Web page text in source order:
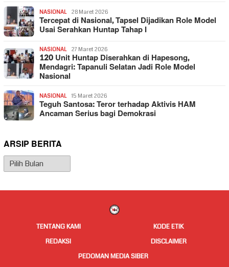
NASIONAL 28 Maret 2026
Tercepat di Nasional, Tapsel Dijadikan Role Model
Usai Serahkan Huntap Tahap I
NASIONAL 27 Maret 2026
120 Unit Huntap Diserahkan di Hapesong,
Mendagri: Tapanuli Selatan Jadi Role Model
Nasional
NASIONAL 15 Maret 2026
Teguh Santosa: Teror terhadap Aktivis HAM
Ancaman Serius bagi Demokrasi
ARSIP BERITA
Arsip
Berita
TENTANG KAMI
KODE ETIK
REDAKSI
DISCLAIMER
PEDOMAN MEDIA SIBER